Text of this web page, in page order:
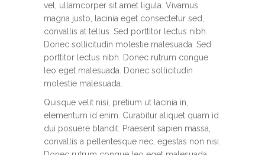
vel, ullamcorper sit amet ligula. Vivamus
magna justo, lacinia eget consectetur sed,
convallis at tellus. Sed porttitor lectus nibh.
Donec sollicitudin molestie malesuada. Sed
porttitor lectus nibh. Donec rutrum congue
leo eget malesuada. Donec sollicitudin
molestie malesuada.
Quisque velit nisi, pretium ut lacinia in,
elementum id enim. Curabitur aliquet quam id
dui posuere blandit. Praesent sapien massa,
convallis a pellentesque nec, egestas non nisi.